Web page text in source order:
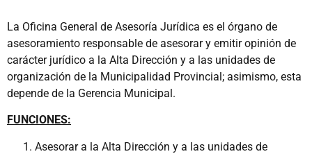
La Oficina General de Asesoría Jurídica es el órgano de
asesoramiento responsable de asesorar y emitir opinión de
carácter jurídico a la Alta Dirección y a las unidades de
organización de la Municipalidad Provincial; asimismo, esta
depende de la Gerencia Municipal.
FUNCIONES:
Asesorar a la Alta Dirección y a las unidades de